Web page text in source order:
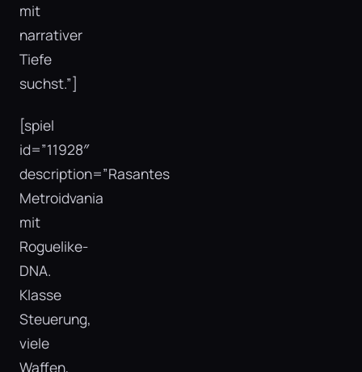
mit
narrativer
Tiefe
suchst.”]
[spiel
id=”11928″
description=”Rasantes
Metroidvania
mit
Roguelike-
DNA.
Klasse
Steuerung,
viele
Waffen,